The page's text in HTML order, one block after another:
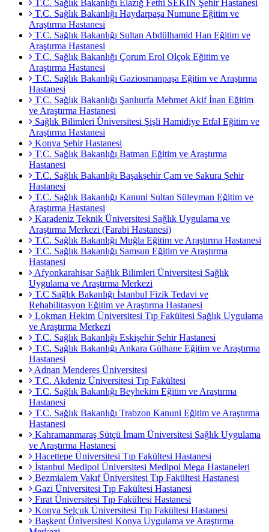
T.C. Sağlık Bakanlığı Elazığ Fethi SEKİN Şehir Hastanesi
T.C. Sağlık Bakanlığı Haydarpaşa Numune Eğitim ve
Araştırma Hastanesi
T.C. Sağlık Bakanlığı Sultan Abdülhamid Han Eğitim ve
Araştırma Hastanesi
T.C. Sağlık Bakanlığı Çorum Erol Olçok Eğitim ve
Araştırma Hastanesi
T.C. Sağlık Bakanlığı Gaziosmanpaşa Eğitim ve Araştırma
Hastanesi
T.C. Sağlık Bakanlığı Şanlıurfa Mehmet Akif İnan Eğitim
ve Araştırma Hastanesi
Sağlık Bilimleri Üniversitesi Şişli Hamidiye Etfal Eğitim ve
Araştırma Hastanesi
Konya Şehir Hastanesi
T.C. Sağlık Bakanlığı Batman Eğitim ve Araştırma
Hastanesi
T.C. Sağlık Bakanlığı Başakşehir Çam ve Sakura Şehir
Hastanesi
T.C. Sağlık Bakanlığı Kanuni Sultan Süleyman Eğitim ve
Araştırma Hastanesi
Karadeniz Teknik Üniversitesi Sağlık Uygulama ve
Araştırma Merkezi (Farabi Hastanesi)
T.C. Sağlık Bakanlığı Muğla Eğitim ve Araştırma Hastanesi
T.C. Sağlık Bakanlığı Samsun Eğitim ve Araştırma
Hastanesi
Afyonkarahisar Sağlık Bilimleri Üniversitesi Sağlık
Uygulama ve Araştırma Merkezi
T.C Sağlık Bakanlığı İstanbul Fizik Tedavi ve
Rehabilitasyon Eğitim ve Araştırma Hastanesi
Lokman Hekim Üniversitesi Tıp Fakültesi Sağlık Uygulama
ve Araştırma Merkezi
T.C. Sağlık Bakanlığı Eskişehir Şehir Hastanesi
T.C. Sağlık Bakanlığı Ankara Gülhane Eğitim ve Araştırma
Hastanesi
Adnan Menderes Üniversitesi
T.C. Akdeniz Üniversitesi Tıp Fakültesi
T.C. Sağlık Bakanlığı Beyhekim Eğitim ve Araştırma
Hastanesi
T.C. Sağlık Bakanlığı Trabzon Kanuni Eğitim ve Araştırma
Hastanesi
Kahramanmaraş Sütçü İmam Üniversitesi Sağlık Uygulama
ve Araştırma Hastanesi
Hacettepe Üniversitesi Tıp Fakültesi Hastanesi
İstanbul Medipol Üniversitesi Medipol Mega Hastaneleri
Bezmialem Vakıf Üniversitesi Tıp Fakültesi Hastanesi
Gazi Üniversitesi Tıp Fakültesi Hastanesi
Fırat Üniversitesi Tıp Fakültesi Hastanesi
Konya Selçuk Üniversitesi Tıp Fakültesi Hastanesi
Başkent Üniversitesi Konya Uygulama ve Araştırma